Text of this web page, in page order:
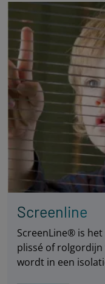
Screenline
ScreenLine® is
plissé of
wordt in een